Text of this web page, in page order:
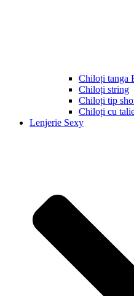
Chiloți tanga
Chiloți string
Chiloți tip
Chiloți cu
Lenjerie Sexy